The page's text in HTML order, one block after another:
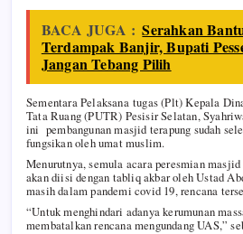
BACA JUGA : Serahkan
Terdampak Banjir, Bupati
Jangan Tebang Pilih
Sementara Pelaksana tugas (Plt) Kepala
Tata Ruang (PUTR) Pesisir Selatan,
ini pembangunan masjid terapung sudah
fungsikan oleh umat muslim.
Menurutnya, semula acara peresmian
akan diisi dengan tabliq akbar oleh Ustad
masih dalam pandemi covid 19, rencana
“Untuk menghindari adanya kerumunan
membatalkan rencana mengundang UAS,”